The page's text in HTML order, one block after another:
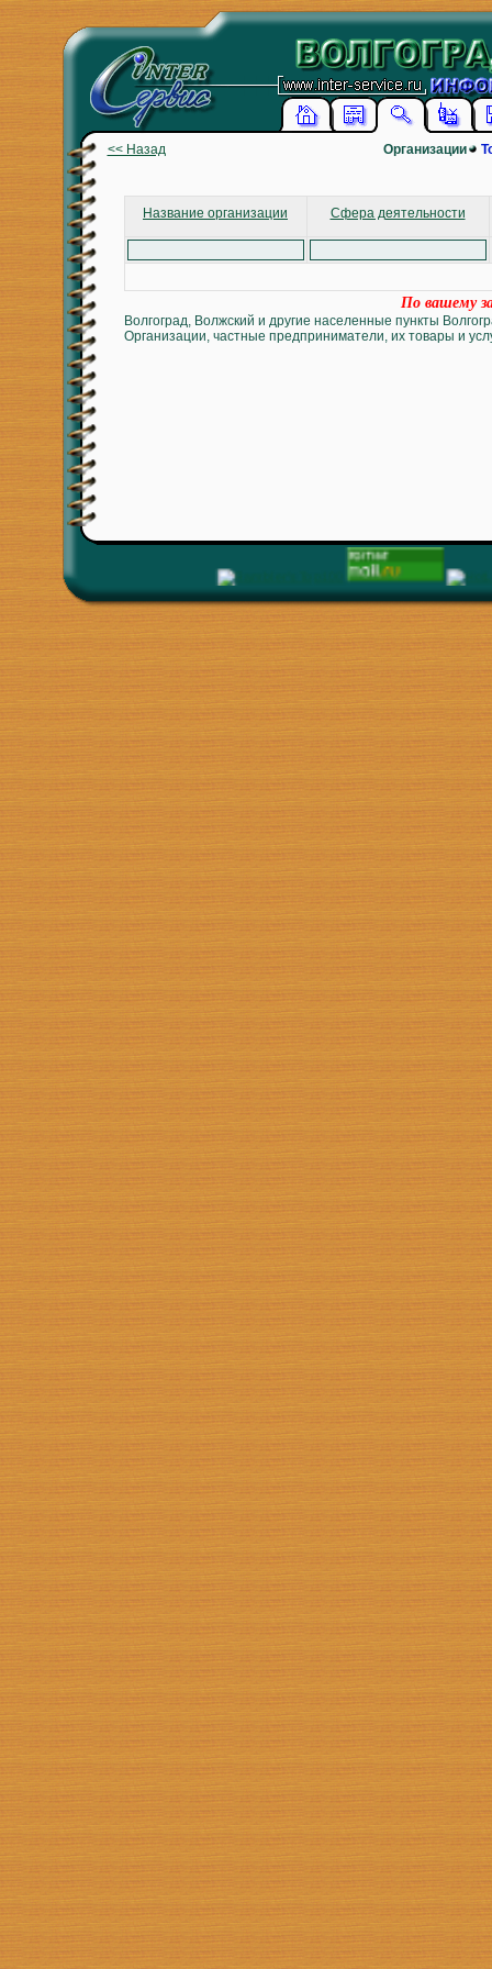
<< Назад Организации
Название организации Сфера деятельности
По вашему
Волгоград, Волжский и другие населенные пункты
Организации, частные предприниматели, их товары и